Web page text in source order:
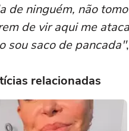
de ninguém, não
de vir aqui me
sou saco de pancada"
relacionadas